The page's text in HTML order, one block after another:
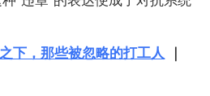
下，那些被忽略的打工人 ｜